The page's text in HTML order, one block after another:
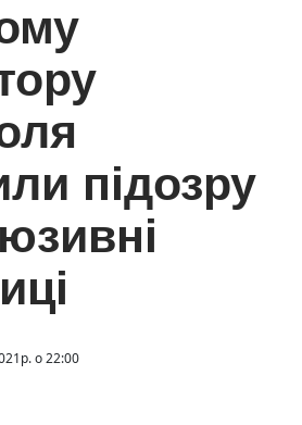
підозру
о 22:00